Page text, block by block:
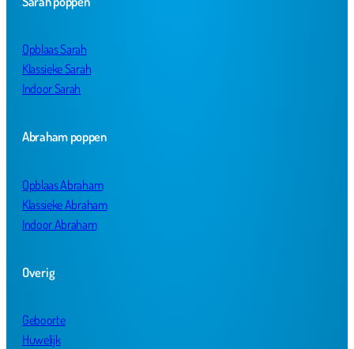
Opblaas Sarah
Klassieke Sarah
Indoor Sarah
Abraham poppen
Opblaas Abraham
Klassieke Abraham
Indoor Abraham
Overig
Geboorte
Huwelijk